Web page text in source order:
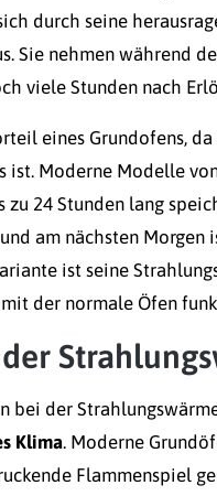
durch seine
Sie nehmen während
viele Stunden nach
eines Grundofens,
ist. Moderne Modelle
zu 24 Stunden lang
am nächsten
ist seine
der normale Öfen
bei der
Klima. Moderne
Flammenspiel